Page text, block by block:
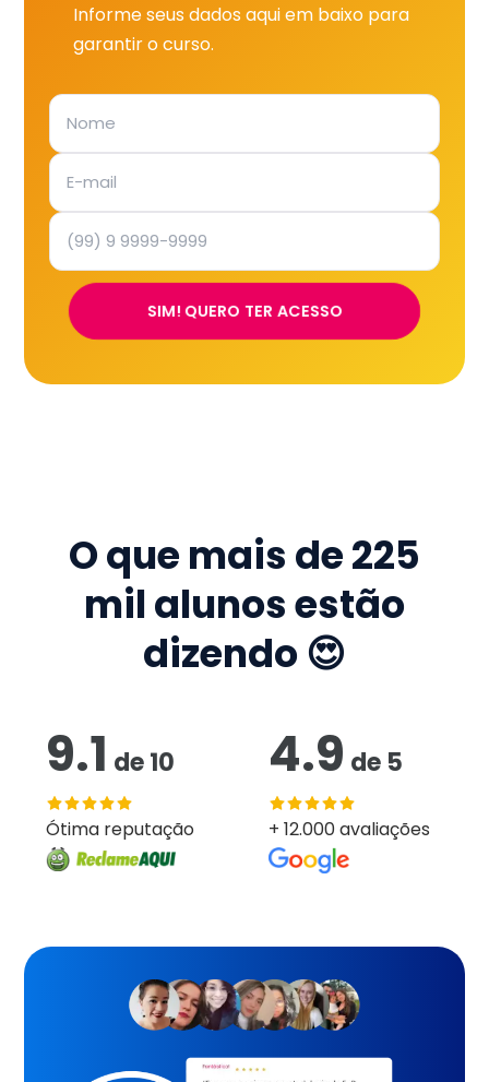
Informe seus dados aqui em baixo para
garantir o curso.
SIM! QUERO TER ACESSO
O que mais de225
mil alunos estão
dizendo 😍
9.1 de10
Ótima reputação
4.9 de 5
+ 12.000 avaliações